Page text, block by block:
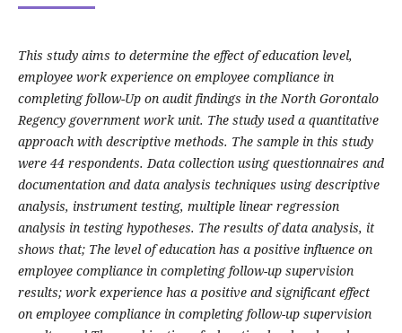
This study aims to determine the effect of education level,
employee work experience on employee compliance in
completing follow-Up on audit findings in the North Gorontalo
Regency government work unit. The study used a quantitative
approach with descriptive methods. The sample in this study
were 44 respondents. Data collection using questionnaires and
documentation and data analysis techniques using descriptive
analysis, instrument testing, multiple linear regression
analysis in testing hypotheses. The results of data analysis, it
shows that; The level of education has a positive influence on
employee compliance in completing follow-up supervision
results; work experience has a positive and significant effect
on employee compliance in completing follow-up supervision